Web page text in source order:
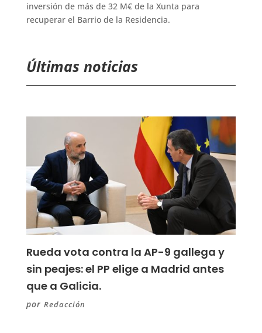
inversión de más de 32 M€ de la Xunta para
recuperar el Barrio de la Residencia.
Últimas noticias
Rueda vota contra la AP-9 gallega y
sin peajes: el PP elige a Madrid antes
que a Galicia.
por Redacción